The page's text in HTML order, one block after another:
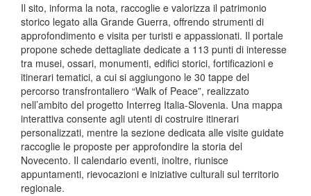
Il sito, informa la nota, raccoglie e valorizza il patrimonio
storico legato alla Grande Guerra, offrendo strumenti di
approfondimento e visita per turisti e appassionati. Il portale
propone schede dettagliate dedicate a 113 punti di interesse
tra musei, ossari, monumenti, edifici storici, fortificazioni e
itinerari tematici, a cui si aggiungono le 30 tappe del
percorso transfrontaliero “Walk of Peace”, realizzato
nell’ambito del progetto Interreg Italia-Slovenia. Una mappa
interattiva consente agli utenti di costruire itinerari
personalizzati, mentre la sezione dedicata alle visite guidate
raccoglie le proposte per approfondire la storia del
Novecento. Il calendario eventi, inoltre, riunisce
appuntamenti, rievocazioni e iniziative culturali sul territorio
regionale.